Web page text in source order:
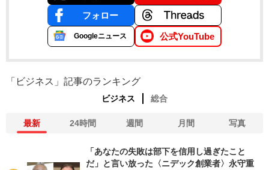
フォロー
Googleニュース 公式YouTube
「ビジネス」記事のランキング
ビジネス 総合
最新 24時間 週間 月間 写真
「あなたの失敗は部下を信用し過ぎたこと
だ」と言い放った〈ニデック創業者〉永守重